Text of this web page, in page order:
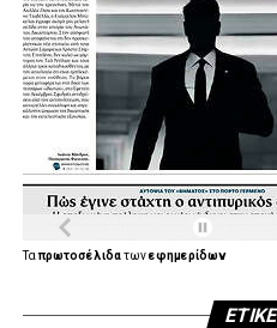
Ταπρωτοσέλιδατωνεφημερίδων